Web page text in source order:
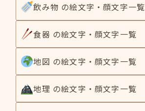
飲み物 の絵文字・顔文字一覧
食器 の絵文字・顔文字一覧
地図 の絵文字・顔文字一覧
地理 の絵文字・顔文字一覧